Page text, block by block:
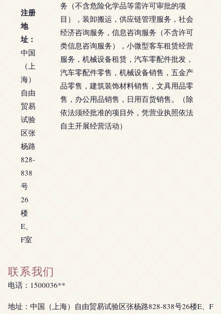
注册
地
址：
中国
（上
海）
自由
贸易
试验
区张
杨路
828-
838
号
26
楼
E、
F室
务（不含危险化学品等需许可审批的项
目），装卸搬运，供应链管理服务，社会
经济咨询服务，信息咨询服务（不含许可
类信息咨询服务），小微型客车租赁经营
服务，机械设备租赁，汽车零配件批发，
汽车零配件零售，机械设备销售，五金产
品零售，建筑装饰材料销售，文具用品零
售，办公用品销售，日用百货销售。（除
依法须经批准的项目外，凭营业执照依法
自主开展经营活动）
联系我们
电话：1500036**
地址：中国（上海）自由贸易试验区张杨路828-838号26楼E、F